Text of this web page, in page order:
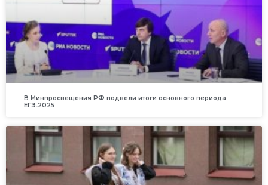
В Минпросвещения РФ подвели итоги основного периода
ЕГЭ‑2025